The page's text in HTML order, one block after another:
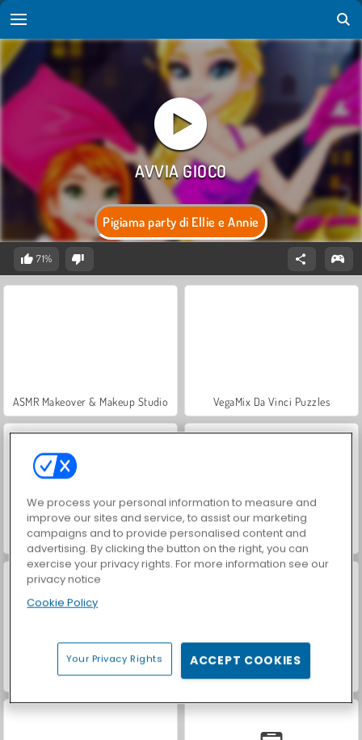
Pigiama party di Ellie e Annie
71%
ASMR Makeover & Makeup Studio VegaMix Da Vinci Puzzles
Hidden Object: Street of Secrets World War 2 Shooter
Farm Merge Valley Casino World
We process your personal information to measure and
improve our sites and service, to assist our marketing
campaigns and to provide personalised content and
advertising. By clicking the button on the right, you can
exercise your privacy rights. For more information see our
privacy notice
Cookie Policy
Your Privacy Rights ACCEPT COOKIES